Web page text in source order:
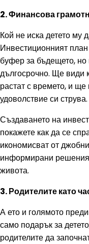
2. Финансова
Кой не иска детето му
Инвестиционният
буфер за бъдещето, но
дългосрочно. Ще види
растат с времето, и
удоволствие си струва.
Създаването на
покажете как да се
икономисват от
информирани решения
живота.
3. Родителите като
А ето и голямото
само подарък за
родителите да